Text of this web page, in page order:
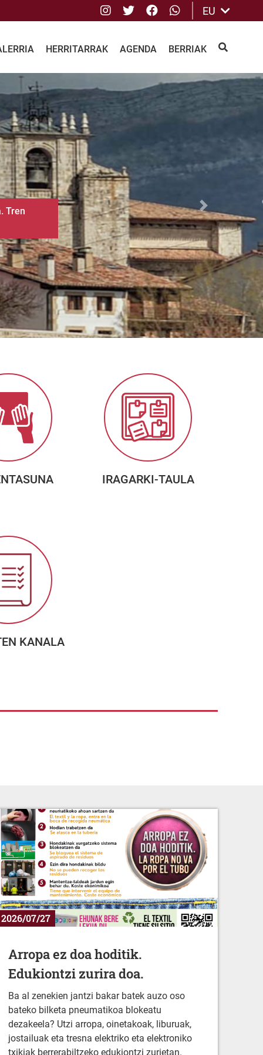
Instagram
TwitterFacebook
whatsApp
EU
HERRITARRAK AGENDA BERRIAK BILATU
Siguiente
IRAGARKI-TAULA
KANALA
2026/07/27
Arropa ez doa hoditik.
Edukiontzi zurira doa.
Ba al zenekien jantzi bakar batek auzo oso
bateko bilketa pneumatikoa blokeatu
dezakeela? Utzi arropa, oinetakoak, liburuak,
jostailuak eta tresna elektriko eta elektroniko
txikiak berrerabiltzeko edukiontzi zurietan.